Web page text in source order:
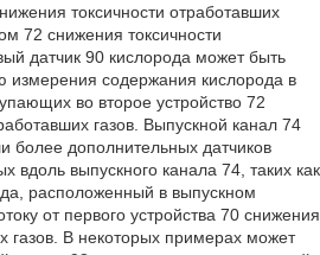
токсичности отработавших
72 снижения токсичности
датчик 90 кислорода может быть
измерения содержания кислорода в
во второе устройство 72
газов. Выпускной канал 74
более дополнительных датчиков
вдоль выпускного канала 74, таких как
расположенный в выпускном
от первого устройства 70 снижения
газов. В некоторых примерах может